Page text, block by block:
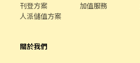
刊登方案 加值服務
人派儲值方案
關於我們